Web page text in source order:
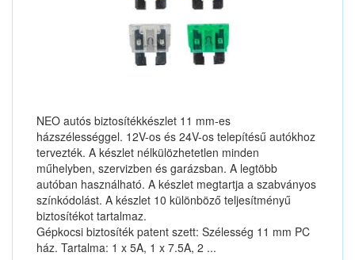
NEO autós biztosítékkészlet 11 mm-es
házszélességgel. 12V-os és 24V-os telepítésű autókhoz
tervezték. A készlet nélkülözhetetlen minden
műhelyben, szervizben és garázsban. A legtöbb
autóban használható. A készlet megtartja a szabványos
színkódolást. A készlet 10 különböző teljesítményű
biztosítékot tartalmaz.
Gépkocsi biztosíték patent szett: Szélesség 11 mm PC
ház. Tartalma: 1 x 5A, 1 x 7.5A, 2 ...